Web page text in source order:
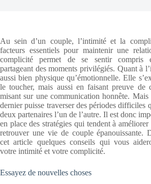
Au sein d’un couple, l’intimité et la
facteurs essentiels pour maintenir une
complicité permet de se sentir compris
partageant des moments privilégiés. Quant à
aussi bien physique qu’émotionnelle. Elle
le toucher, mais aussi en faisant preuve de
misant sur une communication honnête.
dernier puisse traverser des périodes difficiles
deux partenaires l’un de l’autre. Il est donc
en place des stratégies qui tendent à améliorer
retrouver une vie de couple épanouissante.
cet article quelques conseils qui vous
votre intimité et votre complicité.
Essayez de nouvelles choses